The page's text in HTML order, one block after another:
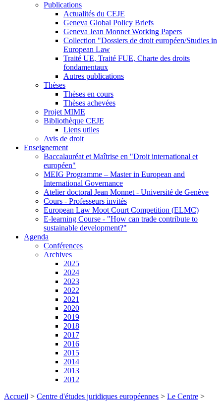
Publications
Actualités du CEJE
Geneva Global Policy Briefs
Geneva Jean Monnet Working Papers
Collection "Dossiers de droit européen/Studies in
European Law
Traité UE, Traité FUE, Charte des droits
fondamentaux
Autres publications
Thèses
Thèses en cours
Thèses achevées
Projet MIME
Bibliothèque CEJE
Liens utiles
Avis de droit
Enseignement
Baccalauréat et Maîtrise en "Droit international et
européen"
MEIG Programme – Master in European and
International Governance
Atelier doctoral Jean Monnet - Université de Genève
Cours - Professeurs invités
European Law Moot Court Competition (ELMC)
E-learning Course - "How can trade contribute to
sustainable development?"
Agenda
Conférences
Archives
2025
2024
2023
2022
2021
2020
2019
2018
2017
2016
2015
2014
2013
2012
Accueil > Centre d'études juridiques européennes > Le Centre >